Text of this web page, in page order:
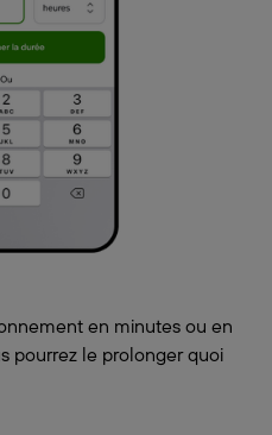
en minutes ou en
pourrez le prolonger quoi